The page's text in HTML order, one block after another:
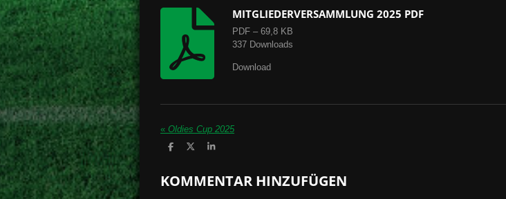
MITGLIEDERVERSAMMLUNG 2025 PDF
PDF – 69,8 KB
337 Downloads
Download
« Oldies Cup 2025
T
l
e
T
l
e
T
l
e
KOMMENTAR HINZUFÜGEN